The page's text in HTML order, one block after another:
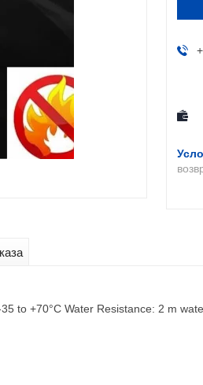
to +70°C Water Resistance: 2 m